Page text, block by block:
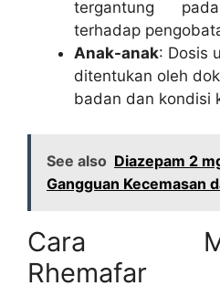
tergantung
terhadap
Anak-anak: Dosis
ditentukan oleh
badan dan kondisi
See also Diazepam 2
Gangguan Kecemasan
Cara
Rhemafar